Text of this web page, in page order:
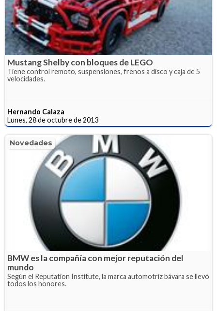
Mustang Shelby con bloques de LEGO
Tiene control remoto, suspensiones, frenos a disco y caja de 5
velocidades.
Hernando Calaza
Lunes, 28 de octubre de 2013
Novedades
BMW es la compañía con mejor reputación del
mundo
Según el Reputation Institute, la marca automotriz bávara se llevó
todos los honores.